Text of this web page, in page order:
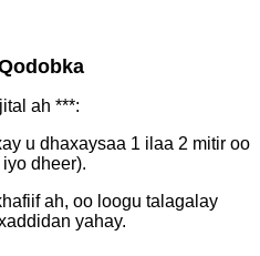
ah ***:
u dhaxaysaa 1 ilaa 2 mitir oo
dheer).
ah, oo loogu talagalay
yahay.